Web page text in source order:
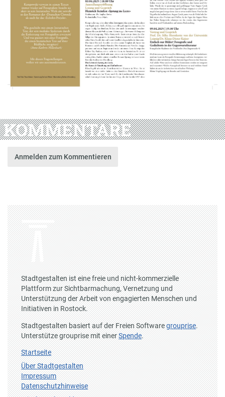
KOMMENTARE
Anmelden zum Kommentieren
Stadtgestalten ist eine freie und nicht-kommerzielle
Plattform zur Sichtbarmachung, Vernetzung und
Unterstützung der Arbeit von engagierten Menschen und
Initiativen in Rostock.
Stadtgestalten basiert auf der Freien Softwaregrouprise.
Unterstütze grouprise mit einerSpende.
Startseite
Über Stadtgestalten
Impressum
Datenschutzhinweise